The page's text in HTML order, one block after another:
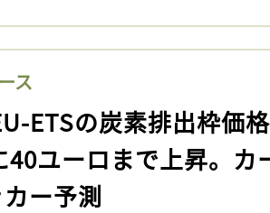
ス
ETSの炭素排出枠価
40ユーロまで上昇。カ
ー予測